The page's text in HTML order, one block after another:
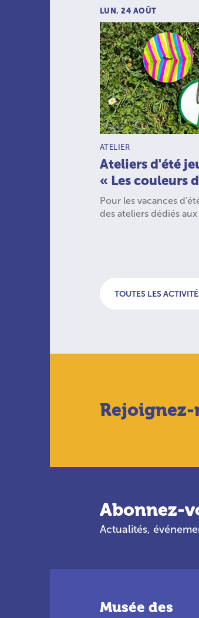
LUN. 24 AOÛT
TYPE D’ACTIVITÉ :
ATELIER
Ateliers d'été
« Les couleurs
Pour les vacances
des ateliers dédiés aux
TOUTES LES
Rejoignez-
Abonnez-
Actualités,
Musée des